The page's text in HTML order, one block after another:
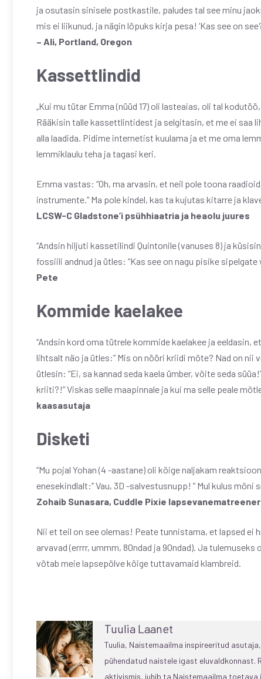
ja osutasin sinisele postkastile, paludes tal see minu
mis ei liikunud, ja nägin lõpuks kirja pesa! ‘Kas see on
– Ali, Portland, Oregon
Kassettlindid
„Kui mu tütar Emma (nüüd 17) oli lasteaias, oli tal
Rääkisin talle kassettlintidest ja selgitasin, et me ei saa
alla laadida. Pidime internetist kuulama ja et me oma
lemmiklaulu teha ja tagasi keri.
Emma vastas: “Oh, ma arvasin, et neil pole toona
instrumente.” Ma pole kindel, kas ta kujutas kitarre ja
LCSW-C Gladstone’i psühhiaatria ja heaolu juures
“Andsin hiljuti kassetilindi Quintonile (vanuses 8) ja
fossiili andnud ja ütles: “Kas see on nagu pisike sipelgate
Pete
Kommide kaelakee
“Andsin kord oma tütrele kommide kaelakee ja eeldasin,
lihtsalt näo ja ütles:” Mis on nööri kriidi mõte? Nad on nii
ütlesin: “Ei, sa kannad seda kaela ümber, võite seda
kriiti?!” Viskas selle maapinnale ja kui ma selle peale
kaasasutaja
Disketi
“Mu pojal Yohan (4 -aastane) oli kõige naljakam
enesekindlalt:” Vau, 3D -salvestusnupp! ” Mul kulus
Zohaib Sunasara, Cuddle Pixie
Nii et teil on see olemas! Peate tunnistama, et lapsed ei
arvavad (errrr, ummm, 80ndad ja 90ndad). Ja
võtab meie lapsepõlve kõige tuttavamaid klambreid.
Tuulia Laanet
Tuulia, Naistemaailma inspireeritud
pühendatud naistele igast eluvaldkonnast.
aktivismis, juhib ta Naistemaailma toetava